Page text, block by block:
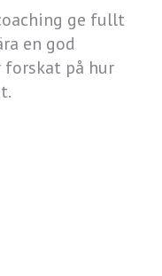
ge fullt
en god
forskat på hur